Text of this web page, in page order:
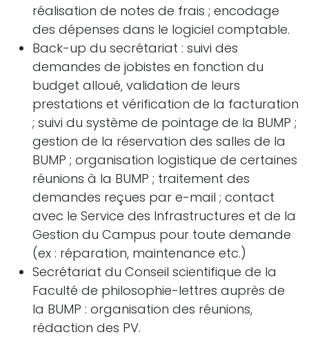
réalisation de notes de frais ; encodage
des dépenses dans le logiciel comptable.
Back-up du secrétariat : suivi des
demandes de jobistes en fonction du
budget alloué, validation de leurs
prestations et vérification de la facturation
; suivi du système de pointage de la BUMP ;
gestion de la réservation des salles de la
BUMP ; organisation logistique de certaines
réunions à la BUMP ; traitement des
demandes reçues par e-mail ; contact
avec le Service des Infrastructures et de la
Gestion du Campus pour toute demande
(ex : réparation, maintenance etc.)
Secrétariat du Conseil scientifique de la
Faculté de philosophie-lettres auprès de
la BUMP : organisation des réunions,
rédaction des PV.